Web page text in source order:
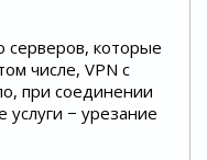
серверов, которые
числе, VPN с
при соединении
услуги − урезание